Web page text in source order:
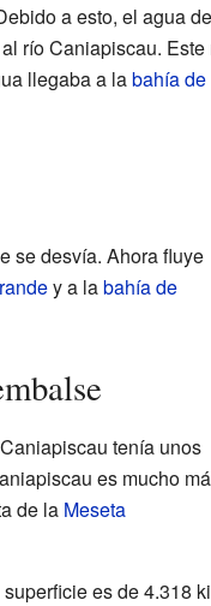
a esto, el agua de
río Caniapiscau. Este
llegaba a labahía de
se desvía. Ahora fluye
y a labahía de
tenía unos
es mucho
de la Meseta
es de 4.318